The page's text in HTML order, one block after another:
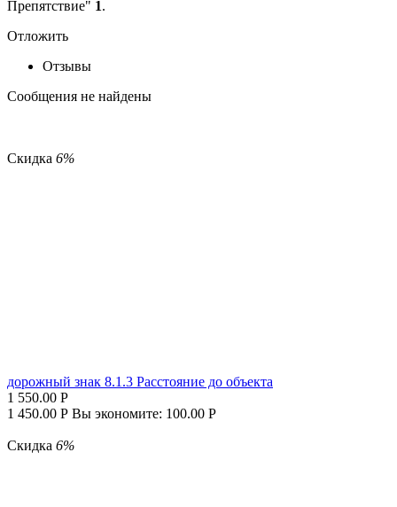
Препятствие" 1.
Отложить
Отзывы
Сообщения не найдены
Скидка 6%
дорожный знак 8.1.3 Расстояние до объекта
1 550.00 Р
1 450.00 Р Вы экономите: 100.00 Р
Скидка 6%